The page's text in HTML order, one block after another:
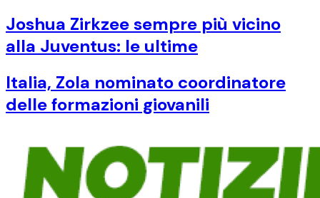
Joshua Zirkzee sempre più vicino
alla Juventus: le ultime
Italia, Zola nominato coordinatore
delle formazioni giovanili